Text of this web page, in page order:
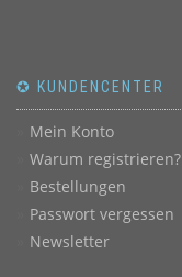
✪ KUNDENCENTER
Mein Konto
Warum registrieren?
Bestellungen
Passwort vergessen
Newsletter